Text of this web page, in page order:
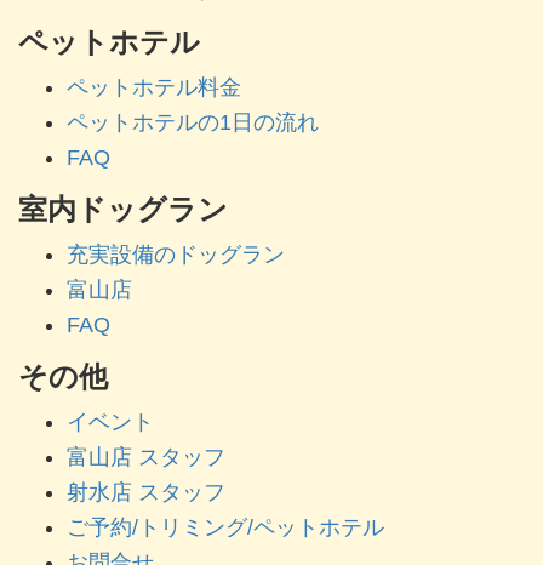
ペットホテル
ペットホテル料金
ペットホテルの1日の流れ
FAQ
室内ドッグラン
充実設備のドッグラン
富山店
FAQ
その他
イベント
富山店 スタッフ
射水店 スタッフ
ご予約/トリミング/ペットホテル